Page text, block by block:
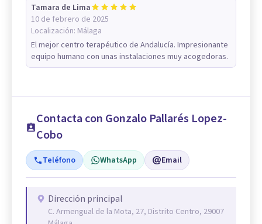
Tamara de Lima
10 de febrero de 2025
Localización: Málaga
El mejor centro terapéutico de Andalucía. Impresionante
equipo humano con unas instalaciones muy acogedoras.
Contacta con Gonzalo Pallarés Lopez-
Cobo
Teléfono WhatsApp Email
Dirección principal
C. Armengual de la Mota, 27, Distrito Centro, 29007